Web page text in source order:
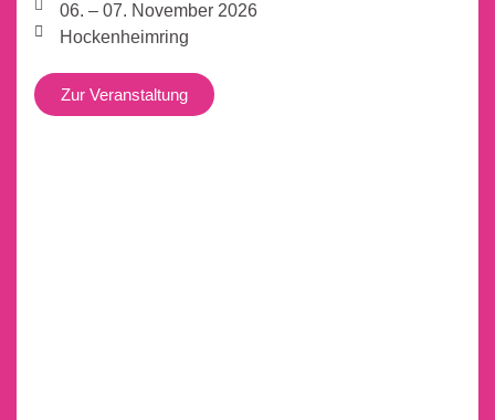
06. – 07. November 2026
Hockenheimring
Zur Veranstaltung